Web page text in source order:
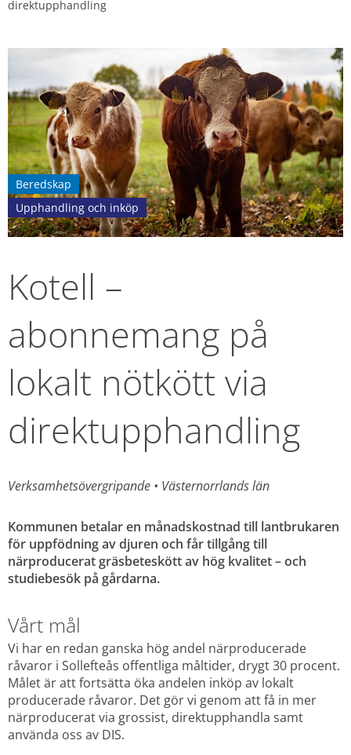
direktupphandling
Beredskap
Upphandling och inköp
Kotell –
abonnemang på
lokalt nötkött via
direktupphandling
Verksamhetsövergripande • Västernorrlands län
Kommunen betalar en månadskostnad till lantbrukaren
för uppfödning av djuren och får tillgång till
närproducerat gräsbeteskött av hög kvalitet – och
studiebesök på gårdarna.
Vårt mål
Vi har en redan ganska hög andel närproducerade
råvaror i Sollefteås offentliga måltider, drygt 30 procent.
Målet är att fortsätta öka andelen inköp av lokalt
producerade råvaror. Det gör vi genom att få in mer
närproducerat via grossist, direktupphandla samt
använda oss av DIS.